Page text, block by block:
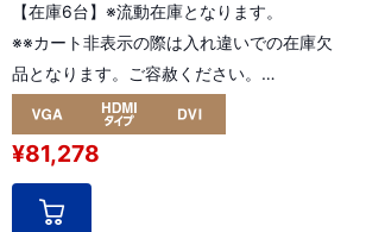
【在庫6台】※流動在庫となります。
※※カート非表示の際は入れ違いでの在庫欠
品となります。ご容赦ください。
高寿命液晶パネルを採用した産業用組み込み
モデルの10.4インチ plus one PRO。 解像
度：XGA 1024 x 768pixel（4:3）
[ パネル番号：13465 ]
¥81,278